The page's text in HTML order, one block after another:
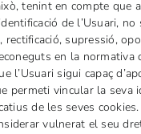
tenint en compte que
de l’Usuari,
rectificació, supressió,
en la normativa
l’Usuari sigui capaç
permeti vincular la seva
de les seves cookies.
vulnerat el seu